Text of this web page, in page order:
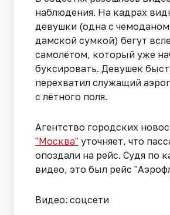
наблюдения. На кадрах
девушки (одна с
дамской сумкой) бегут
самолётом, который уже
буксировать. Девушек
перехватил служащий
с лётного поля.
Агентство городских
"Москва" уточняет, что
опоздали на рейс. Судя по
видео, это был рейс
Видео: соцсети